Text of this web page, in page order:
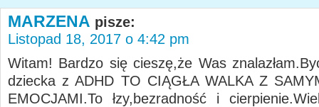
MARZENA pisze:
Listopad 18, 2017 o 4:42 pm
Witam! Bardzo się cieszę,że Was
dziecka z ADHD TO CIĄGŁA WALKA Z
EMOCJAMI.To łzy,bezradność i